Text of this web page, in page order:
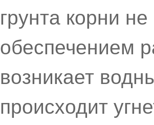
грунта корни
обеспечением
возникает
происходит